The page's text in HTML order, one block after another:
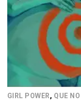
GIRL POWER, QUE